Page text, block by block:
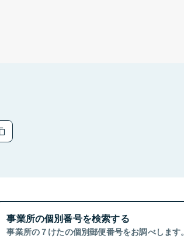
事業所の個別番号を検索する
事業所の７けたの個別郵便番号をお調べします。